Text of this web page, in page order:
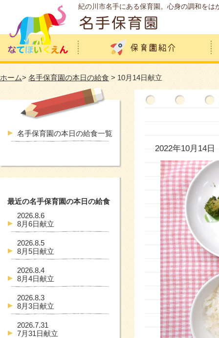
紀の川市名手にある保育園。心身の調和を
ホーム> 名手保育園の本日の給食 > 10月14日献立
2022年10月14日
名手保育園の本日の給食一覧
最近の名手保育園の本日の給食
2026.8.6
8月6日献立
2026.8.5
8月5日献立
2026.8.4
8月4日献立
2026.8.3
8月3日献立
2026.7.31
7月31日献立